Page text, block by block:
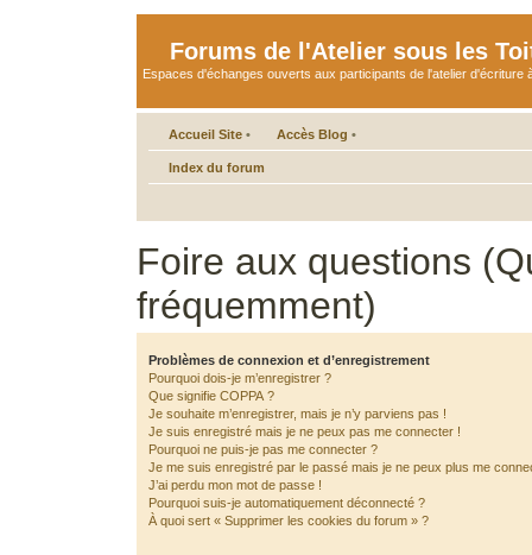
Forums de l'Atelier sous les
Espaces d'échanges ouverts aux participants de l'atelier d'écriture
Accueil Site • Accès Blog •
Index du forum
Foire aux questions
fréquemment)
Problèmes de connexion et d’enregistrement
Pourquoi dois-je m’enregistrer ?
Que signifie COPPA ?
Je souhaite m’enregistrer, mais je n’y parviens pas !
Je suis enregistré mais je ne peux pas me connecter !
Pourquoi ne puis-je pas me connecter ?
Je me suis enregistré par le passé mais je ne peux plus me
J’ai perdu mon mot de passe !
Pourquoi suis-je automatiquement déconnecté ?
À quoi sert « Supprimer les cookies du forum » ?